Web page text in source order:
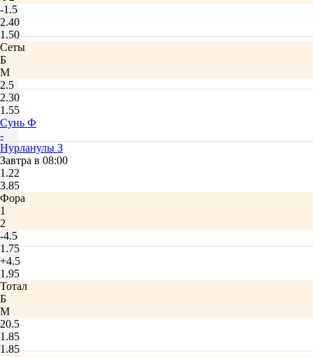
-1.5
2.40
1.50
Сеты
Б
М
2.5
2.30
1.55
Сунь Ф
-
Нурланулы З
Завтра в 08:00
1.22
3.85
Фора
1
2
-4.5
1.75
+4.5
1.95
Тотал
Б
М
20.5
1.85
1.85